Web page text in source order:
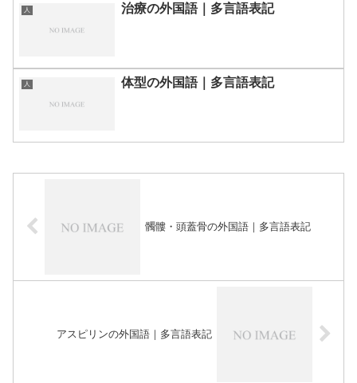
人 治療の外国語｜多言語表記
人 体型の外国語｜多言語表記
髑髏・頭蓋骨の外国語｜多言語表記
アスピリンの外国語｜多言語表記